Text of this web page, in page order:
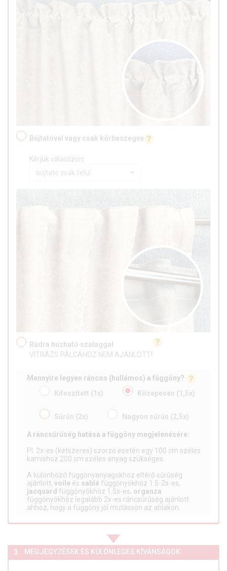
Bújtatóval vagy csak körbeszegve
Kérjük válasszon:
bújtató csak felül
Rúdra húzható szalaggal
VITRÁZS PÁLCÁHOZ NEM AJÁNLOTT!
Mennyire legyen ráncos (hullámos) a függöny?
Kifeszített (1x) Közepesen (1,5x)
Sűrűn (2x) Nagyon sűrűn (2,5x)
A ráncsűrűség hatása a függöny megjelenésére:
Pl. 2x-es (kétszeres) szorzó esetén egy 100 cm széles
karnishoz 200 cm széles anyag szükséges.
A különböző függönyanyagokhoz eltérő sűrűség
ajánlott, voile és sablé függönyökhöz 1.5-2x-es,
jacquard függönyökhöz 1.5x-es, organza
függönyökhöz legalább 2x-es ráncsűrűség ajánlott
ahhoz, hogy a függöny jól mutasson az ablakon.
3 MEGJEGYZÉSEK ÉS KÜLÖNLEGES KÍVÁNSÁGOK: